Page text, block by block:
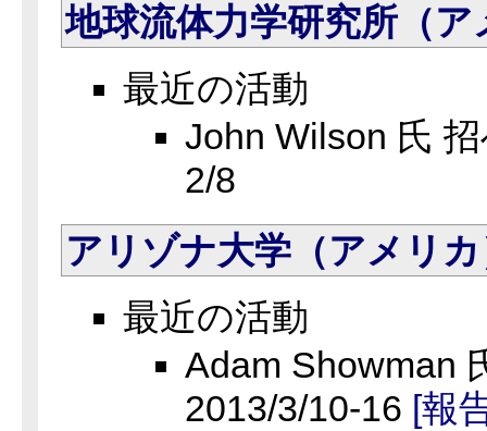
地球流体力学研究所（ア
最近の活動
John Wilson 氏
2/8
アリゾナ大学（アメリ
最近の活動
Adam Showman
2013/3/10-16 [報